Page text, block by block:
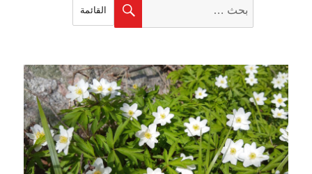
بحث
القائمة